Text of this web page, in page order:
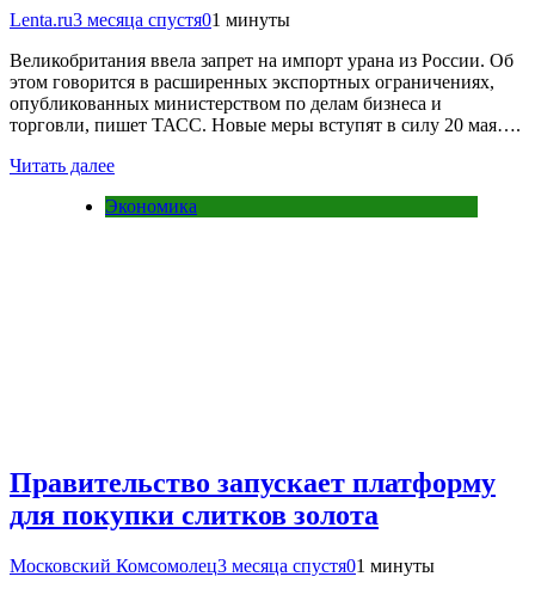
Lenta.ru3 месяца спустя01 минуты
Великобритания ввела запрет на импорт урана из России. Об
этом говорится в расширенных экспортных ограничениях,
опубликованных министерством по делам бизнеса и
торговли, пишет ТАСС. Новые меры вступят в силу 20 мая….
Читать далее
Экономика
Правительство запускает платформу
для покупки слитков золота
Московский Комсомолец3 месяца спустя01 минуты